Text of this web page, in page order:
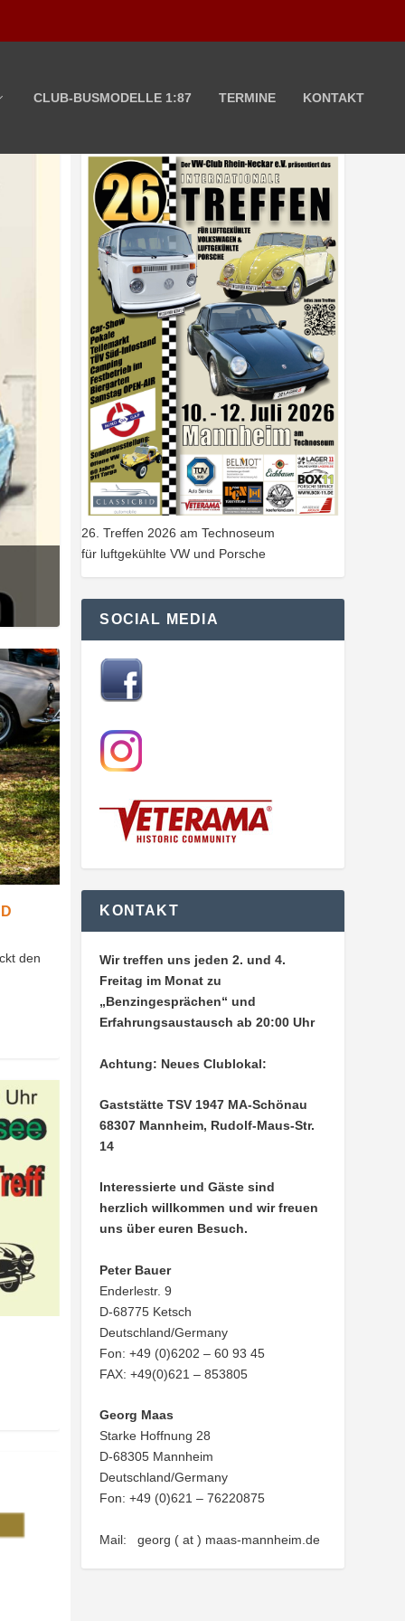
CLUB-BUSMODELLE 1:87 TERMINE KONTAKT
den
26. Treffen 2026 am Technoseum
für luftgekühlte VW und Porsche
SOCIAL MEDIA
KONTAKT
Wir treffen uns jeden 2. und 4.
Freitag im Monat zu
„Benzingesprächen“ und
Erfahrungsaustausch ab 20:00 Uhr
Achtung: Neues Clublokal:
Gaststätte TSV 1947 MA-Schönau
68307 Mannheim, Rudolf-Maus-Str.
14
Interessierte und Gäste sind
herzlich willkommen und wir freuen
uns über euren Besuch.
Peter Bauer
Enderlestr. 9
D-68775 Ketsch
Deutschland/Germany
Fon: +49 (0)6202 – 60 93 45
FAX: +49(0)621 – 853805
Georg Maas
Starke Hoffnung 28
D-68305 Mannheim
Deutschland/Germany
Fon: +49 (0)621 – 76220875
Mail: georg ( at ) maas-mannheim.de